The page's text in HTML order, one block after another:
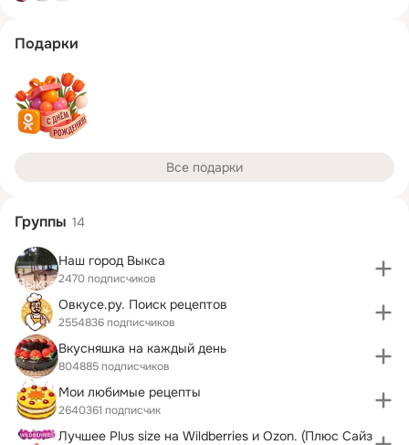
Подарки
Все подарки
Группы 14
Наш город Выкса
2470 подписчиков
Овкусе.ру. Поиск рецептов
2554836 подписчиков
Вкусняшка на каждый день
804885 подписчиков
Мои любимые рецепты
2640361 подписчик
Лучшее Plus size на Wildberries и Ozon. (Плюс Сайз